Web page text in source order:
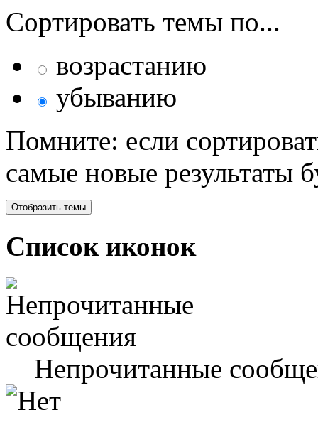
Сортировать темы по...
возрастанию
убыванию
Помните: если
самые новые результаты
Список иконок
Непрочитанные